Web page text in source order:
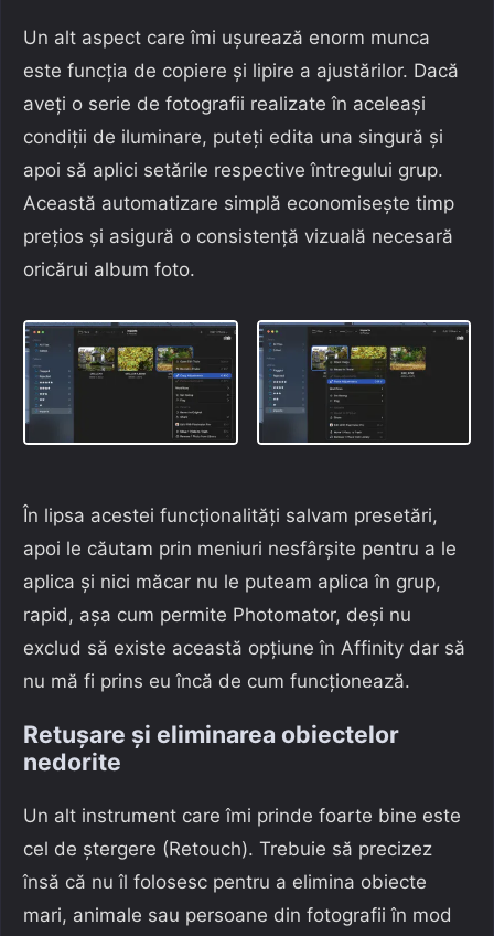
Un alt aspect care îmi ușurează enorm munca
este funcția de copiere și lipire a ajustărilor. Dacă
aveți o serie de fotografii realizate în aceleași
condiții de iluminare, puteți edita una singură și
apoi să aplici setările respective întregului grup.
Această automatizare simplă economisește timp
prețios și asigură o consistență vizuală necesară
oricărui album foto.
În lipsa acestei funcționalități salvam presetări,
apoi le căutam prin meniuri nesfârșite pentru a le
aplica și nici măcar nu le puteam aplica în grup,
rapid, așa cum permite Photomator, deși nu
exclud să existe această opțiune în Affinity dar să
nu mă fi prins eu încă de cum funcționează.
Retușare și eliminarea obiectelor
nedorite
Un alt instrument care îmi prinde foarte bine este
cel de ștergere (Retouch). Trebuie să precizez
însă că nu îl folosesc pentru a elimina obiecte
mari, animale sau persoane din fotografii în mod